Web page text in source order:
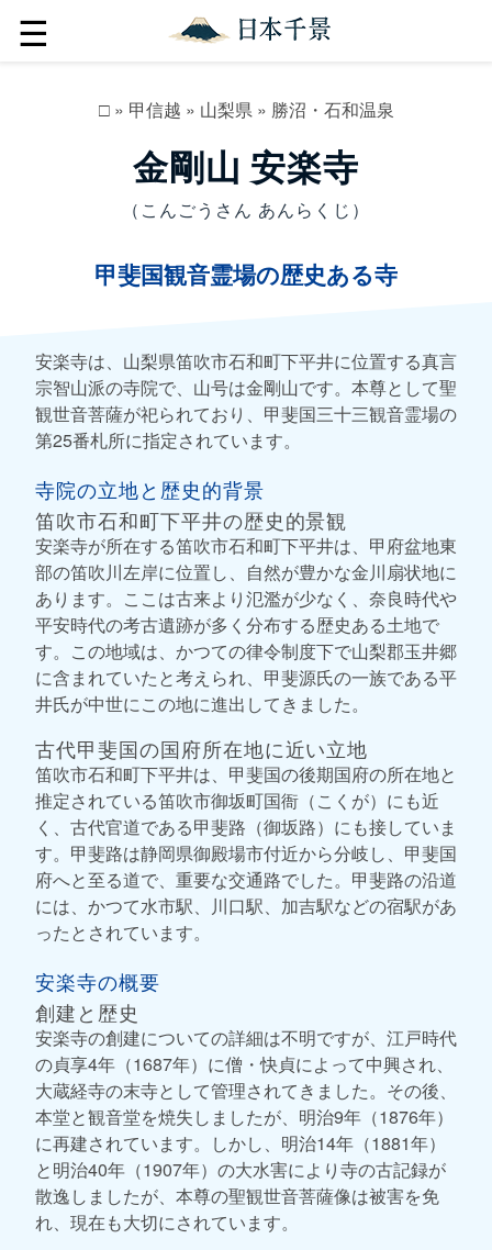
☰
□» 甲信越 » 山梨県» 勝沼・石和温泉
金剛山 安楽寺
（こんごうさん あんらくじ）
甲斐国観音霊場の歴史ある寺
安楽寺は、山梨県笛吹市石和町下平井に位置する真言
宗智山派の寺院で、山号は金剛山です。本尊として聖
観世音菩薩が祀られており、甲斐国三十三観音霊場の
第25番札所に指定されています。
寺院の立地と歴史的背景
笛吹市石和町下平井の歴史的景観
安楽寺が所在する笛吹市石和町下平井は、甲府盆地東
部の笛吹川左岸に位置し、自然が豊かな金川扇状地に
あります。ここは古来より氾濫が少なく、奈良時代や
平安時代の考古遺跡が多く分布する歴史ある土地で
す。この地域は、かつての律令制度下で山梨郡玉井郷
に含まれていたと考えられ、甲斐源氏の一族である平
井氏が中世にこの地に進出してきました。
古代甲斐国の国府所在地に近い立地
笛吹市石和町下平井は、甲斐国の後期国府の所在地と
推定されている笛吹市御坂町国衙（こくが）にも近
く、古代官道である甲斐路（御坂路）にも接していま
す。甲斐路は静岡県御殿場市付近から分岐し、甲斐国
府へと至る道で、重要な交通路でした。甲斐路の沿道
には、かつて水市駅、川口駅、加吉駅などの宿駅があ
ったとされています。
安楽寺の概要
創建と歴史
安楽寺の創建についての詳細は不明ですが、江戸時代
の貞享4年（1687年）に僧・快貞によって中興され、
大蔵経寺の末寺として管理されてきました。その後、
本堂と観音堂を焼失しましたが、明治9年（1876年）
に再建されています。しかし、明治14年（1881年）
と明治40年（1907年）の大水害により寺の古記録が
散逸しましたが、本尊の聖観世音菩薩像は被害を免
れ、現在も大切にされています。